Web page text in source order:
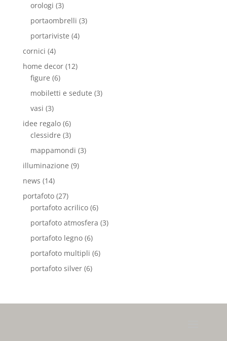
orologi (3)
portaombrelli (3)
portariviste (4)
cornici (4)
home decor(12)
figure (6)
mobiletti e sedute (3)
vasi (3)
idee regalo(6)
clessidre (3)
mappamondi (3)
illuminazione (9)
news (14)
portafoto(27)
portafoto acrilico(6)
portafoto atmosfera (3)
portafoto legno(6)
portafoto multipli (6)
portafoto silver(6)